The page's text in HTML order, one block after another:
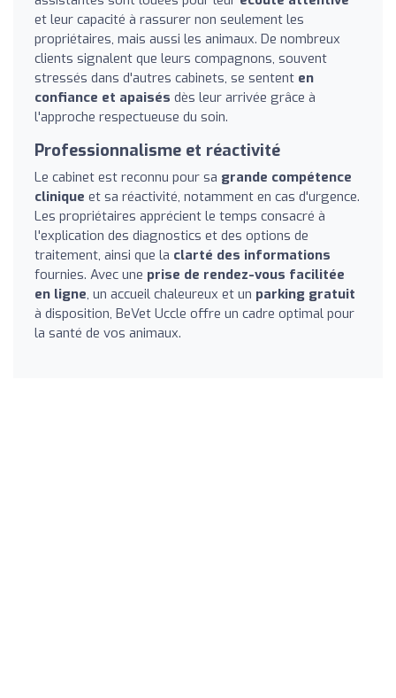
et leur capacité à rassurer non seulement les
propriétaires, mais aussi les animaux. De nombreux
clients signalent que leurs compagnons, souvent
stressés dans d'autres cabinets, se sentent en
confiance et apaisés dès leur arrivée grâce à
l'approche respectueuse du soin.
Professionnalisme et réactivité
Le cabinet est reconnu pour sa grande compétence
clinique et sa réactivité, notamment en cas d'urgence.
Les propriétaires apprécient le temps consacré à
l'explication des diagnostics et des options de
traitement, ainsi que la clarté des informations
fournies. Avec une prise de rendez-vous facilitée
en ligne, un accueil chaleureux et un parking gratuit
à disposition, BeVet Uccle offre un cadre optimal pour
la santé de vos animaux.